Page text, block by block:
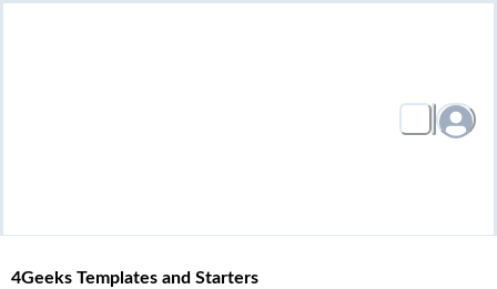
4Geeks Templates and Starters